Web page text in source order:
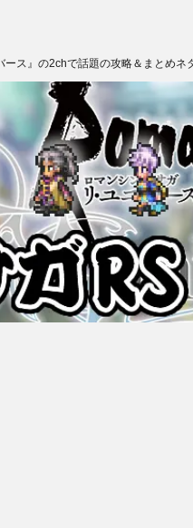
ス』の2chで話題の攻略＆まとめ